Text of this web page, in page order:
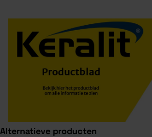
Alternatieve producten